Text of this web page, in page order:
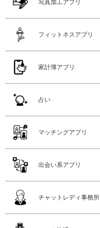
写真加工アプリ
フィットネスアプリ
家計簿アプリ
占い
マッチングアプリ
出会い系アプリ
チャットレディ事務所